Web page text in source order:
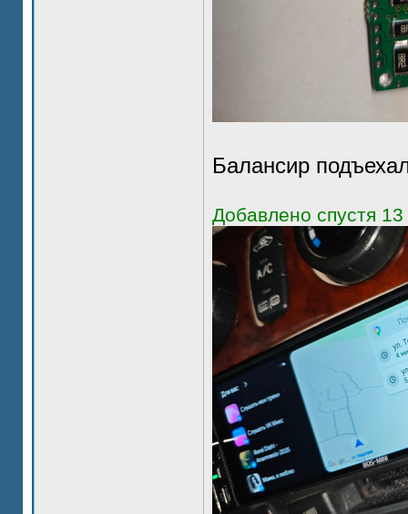
Балансир
Добавлено спустя